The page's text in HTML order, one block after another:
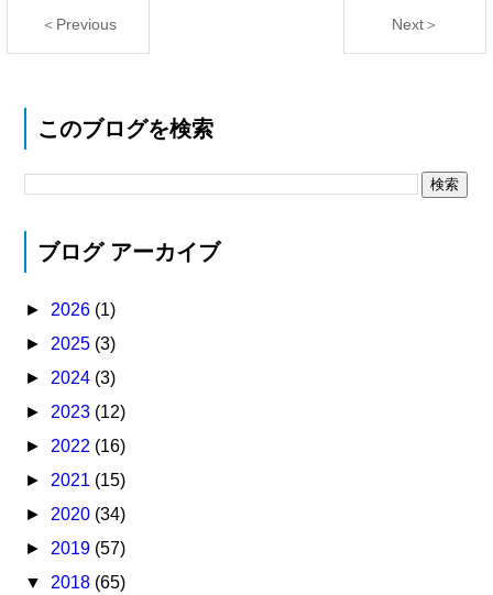
＜Previous Next＞
このブログを検索
ブログ アーカイブ
► 2026 (1)
► 2025 (3)
► 2024 (3)
► 2023 (12)
► 2022 (16)
► 2021 (15)
► 2020 (34)
► 2019 (57)
▼ 2018 (65)